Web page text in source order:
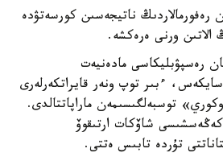
رەفورمالاردىڭ ناتيجەسىن كورسەتۋدە
الاتىن ورنى ەرەكشە.
رەسپۋبليكاسى مادەنيەت
سايكەس، ءبىر توپ ونەر قايراتكەرلەرى
توسبەلگىسىمەن ماراپاتتالدى.
شاۆكات ارتىقوۆ
تۇردە تابىس ەتتى.